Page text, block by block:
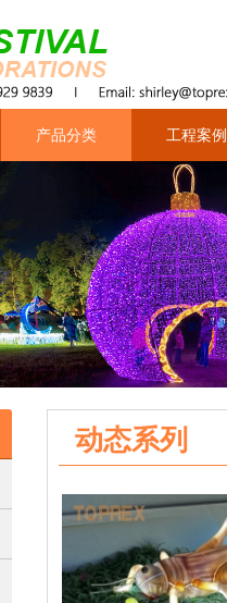
产品分类 工程案例
动态系列